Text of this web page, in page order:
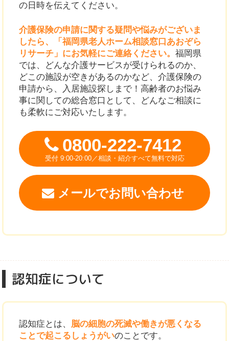
の日時を伝えてください。
介護保険の申請に関する疑問や悩みがございま
したら、「福岡県老人ホーム相談窓口あおぞら
リサーチ」にお気軽にご連絡ください。福岡県
では、どんな介護サービスが受けられるのか、
どこの施設が空きがあるのかなど、介護保険の
申請から、入居施設探しまで！高齢者のお悩み
事に関しての総合窓口として、どんなご相談に
も柔軟にご対応いたします。
0800-222-7412
受付 9:00-20:00／相談・紹介すべて無料で対応
メールでお問い合わせ
認知症について
認知症とは、 脳の細胞の死滅や働きが悪くなる
ことで起こるしょうがいのことです。